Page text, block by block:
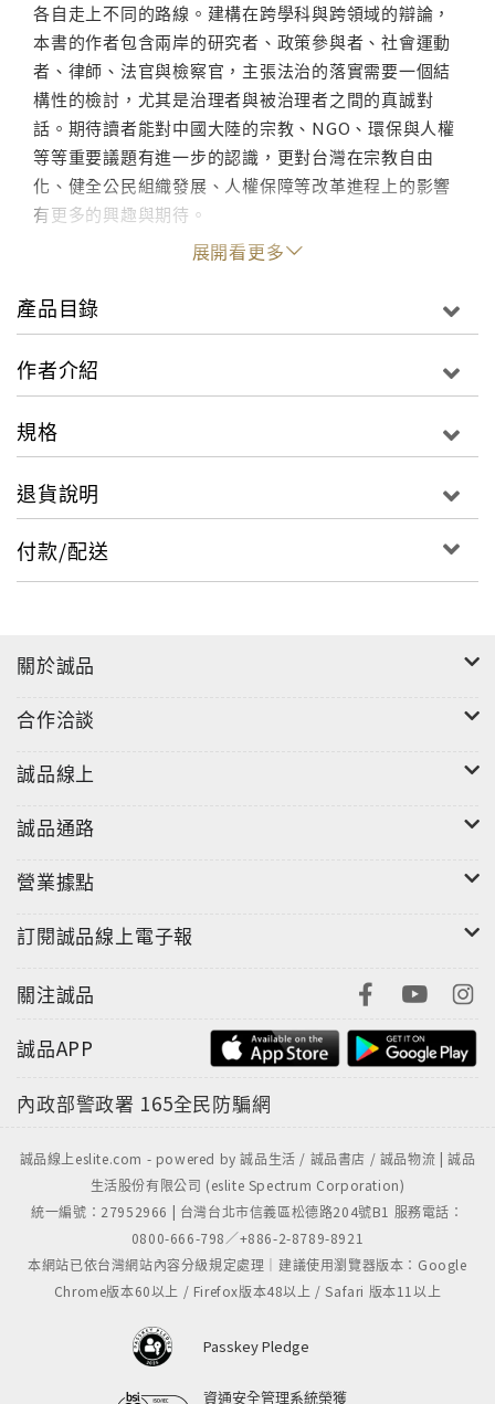
各自走上不同的路線。建構在跨學科與跨領域的辯論，
本書的作者包含兩岸的研究者、政策參與者、社會運動
者、律師、法官與檢察官，主張法治的落實需要一個結
構性的檢討，尤其是治理者與被治理者之間的真誠對
話。期待讀者能對中國大陸的宗教、NGO、環保與人權
等等重要議題有進一步的認識，更對台灣在宗教自由
化、健全公民組織發展、人權保障等改革進程上的影響
有更多的興趣與期待。
展開看更多
產品目錄
作者介紹
規格
退貨說明
付款/配送
關於誠品
合作洽談
誠品線上
誠品通路
營業據點
訂閱誠品線上電子報
關注誠品
誠品APP
內政部警政署 165全民防騙網
誠品線上eslite.com - powered by 誠品生活 / 誠品書店 / 誠品物流 | 誠品
生活股份有限公司 (eslite Spectrum Corporation)
統一編號：27952966 | 台灣台北市信義區松德路204號B1 服務電話：
0800-666-798／+886-2-8789-8921
本網站已依台灣網站內容分級規定處理｜建議使用瀏覽器版本：Google
Chrome版本60以上 / Firefox版本48以上 / Safari 版本11以上
Passkey Pledge
資通安全管理系統榮獲